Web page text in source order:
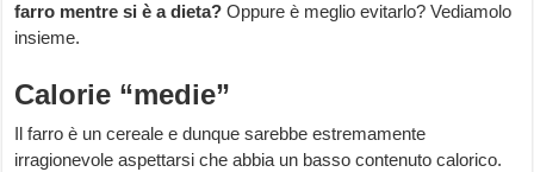
farro mentre si è a dieta? Oppure è meglio evitarlo? Vediamolo
insieme.
Calorie “medie”
Il farro è un cereale e dunque sarebbe estremamente
irragionevole aspettarsi che abbia un basso contenuto calorico.